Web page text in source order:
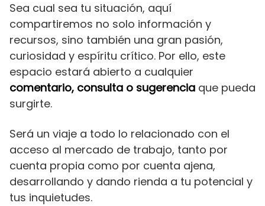
Sea cual sea tu situación, aquí
compartiremos no solo información y
recursos, sino también una gran pasión,
curiosidad y espíritu crítico. Por ello, este
espacio estará abierto a cualquier
comentario, consulta o sugerencia que pueda
surgirte.
Será un viaje a todo lo relacionado con el
acceso al mercado de trabajo, tanto por
cuenta propia como por cuenta ajena,
desarrollando y dando rienda a tu potencial y
tus inquietudes.